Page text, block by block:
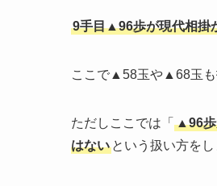
9手目▲96歩が現代相掛
ここで▲58玉や▲68玉も
ただしここでは「 ▲96歩
はない という扱い方を